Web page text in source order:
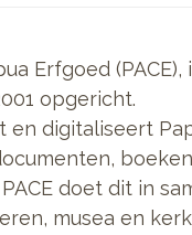
Erfgoed (PACE),
opgericht.
en digitaliseert
doet dit in
musea en